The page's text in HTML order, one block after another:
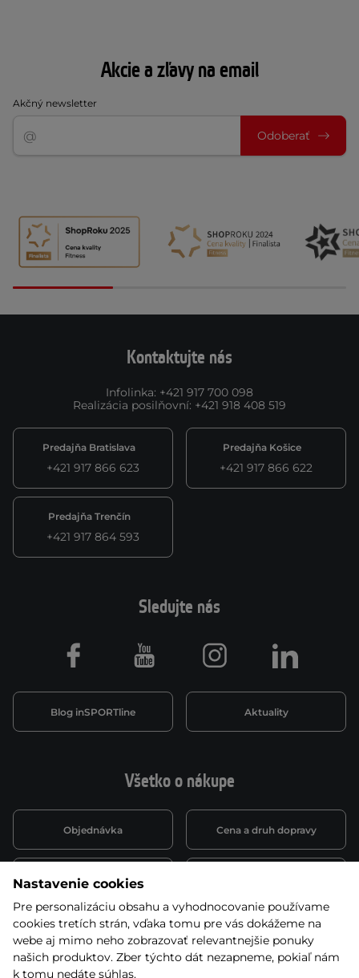
Akcie a zľavy na email
Akčný newsletter
Odoberať
Kontaktujte nás
Infolinka: +421 917 700 098
Realizácia posilňovní: +421 918 408 519
Predajňa Bratislava
+421 917 866 623
Predajňa Košice
+421 917 866 622
Predajňa Trenčín
+421 917 864 593
Všetko o nákupe
Objednávka Cena a druh dopravy
Spôsob platby
Montáž a servis Reklamácie a záruka
Kariéra
Sledujte nás
Blog inSPORTline Aktuality
Facebook Youtube Instagram LinkedIn
Nastavenie cookies
Pre personalizáciu obsahu a vyhodnocovanie používame
cookies tretích strán, vďaka tomu pre vás dokážeme na
webe aj mimo neho zobrazovať relevantnejšie ponuky
našich produktov. Zber týchto dát nezapneme, pokiaľ nám
k tomu nedáte súhlas.